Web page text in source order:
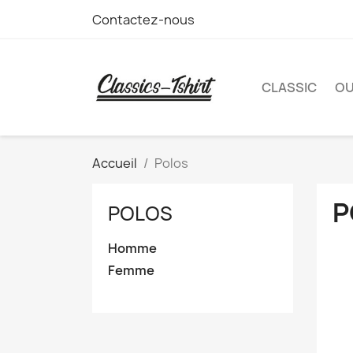
Contactez-nous
CLASSIC
Accueil Polos
POLOS
Homme
Femme